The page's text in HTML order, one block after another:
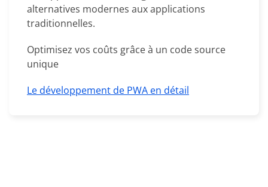
alternatives modernes aux applications
traditionnelles.
Optimisez vos coûts grâce à un code source
unique
Le développement de PWA en détail